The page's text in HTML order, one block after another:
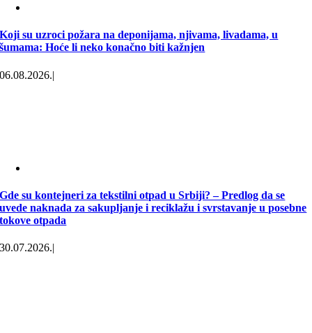
Koji su uzroci požara na deponijama, njivama, livadama, u
šumama: Hoće li neko konačno biti kažnjen
06.08.2026.|
Gde su kontejneri za tekstilni otpad u Srbiji? – Predlog da se
uvede naknada za sakupljanje i reciklažu i svrstavanje u posebne
tokove otpada
30.07.2026.|